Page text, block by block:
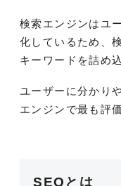
検索エンジンはユ
化しているため、
キーワードを詰め
ユーザーに分かり
エンジンで最も評
SEOとは